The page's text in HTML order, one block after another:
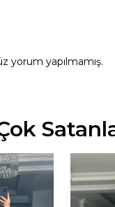
yorum yapılmamış.